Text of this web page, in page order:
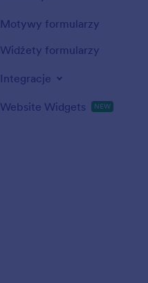
Motywy formularzy
Widżety formularzy
Integracje
Website Widgets NEW